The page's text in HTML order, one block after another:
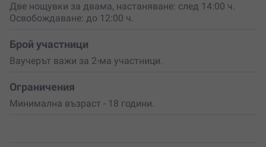
Подари си време, изпълнено с изискан вкус,
спокойствие и романтика.Изненадай любим човек
незабравими емоции. Защото най-ценните моменти са
онези, които се споделят.
Две нощувки за двама, настаняване: след 14:00 ч.
Освобождаване: до 12:00 ч.
Брой участници
Ваучерът важи за 2-ма участници.
Ограничения
Минимална възраст - 18 години.